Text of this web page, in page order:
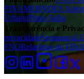
FINAMEBNDES
UrbanoPlano Safra
Transparência e
privacidadeSegurança
FNORelatórios do